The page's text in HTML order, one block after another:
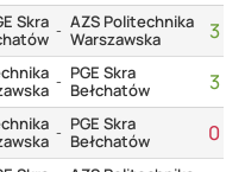
Skra - AZS Politechnika
Warszawska
3
- PGE Skra
Bełchatów
3
- PGE Skra
Bełchatów
0